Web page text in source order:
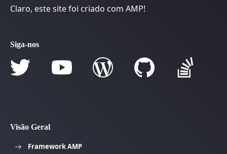
Claro, este site foi criado com AMP!
Siga-nos
Visão Geral
Framework AMP